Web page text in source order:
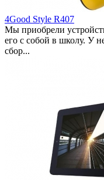
4Good Style R407
Мы приобрели
его с собой в школу. У
сбор...